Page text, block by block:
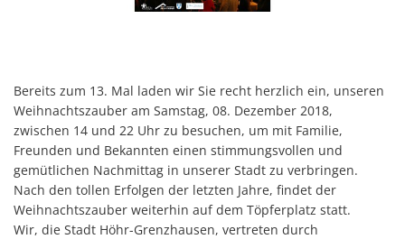
Bereits zum 13. Mal laden wir Sie recht herzlich ein, unseren
Weihnachtszauber am Samstag, 08. Dezember 2018,
zwischen 14 und 22 Uhr zu besuchen, um mit Familie,
Freunden und Bekannten einen stimmungsvollen und
gemütlichen Nachmittag in unserer Stadt zu verbringen.
Nach den tollen Erfolgen der letzten Jahre, findet der
Weihnachtszauber weiterhin auf dem Töpferplatz statt.
Wir, die Stadt Höhr-Grenzhausen, vertreten durch